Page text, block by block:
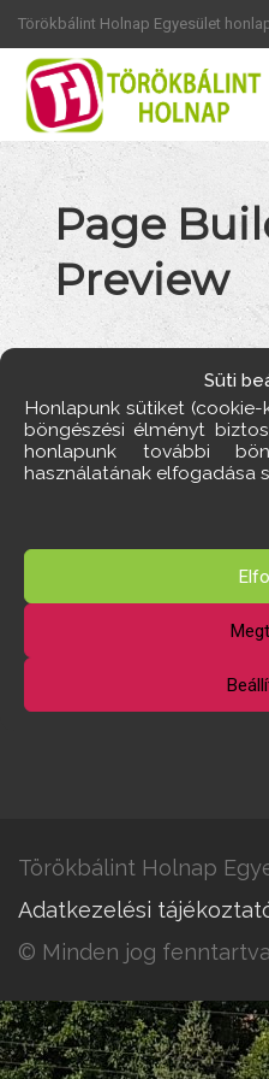
Süti
Honlapunk sütiket
böngészési élményt
honlapunk további
használatának elfogadása
Törökbálint Holnap Egyesület
Page
Preview
Page
Törökbálint Holnap
Adatkezelési
© Minden jog